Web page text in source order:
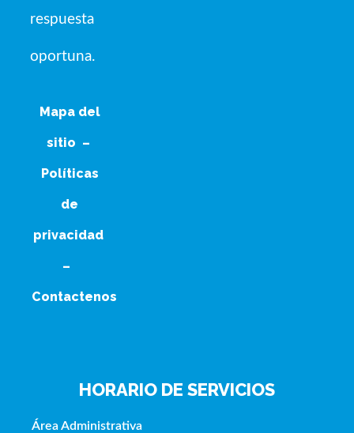
respuesta
oportuna.
Mapa del
sitio –
Políticas
de
privacidad
–
Contactenos
HORARIO DE SERVICIOS
Área Administrativa